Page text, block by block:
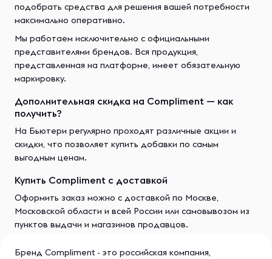
подобрать средства для решения вашей потребности
максимально оперативно.
Мы работаем исключительно с официальными
представителями брендов. Вся продукция,
представленная на платформе, имеет обязательную
маркировку.
Дополнительная скидка на Compliment — как
получить?
На Бьютери регулярно проходят различные акции и
скидки, что позволяет купить добавки по самым
выгодным ценам.
Купить Compliment с доставкой
Оформить заказ можно с доставкой по Москве,
Московской области и всей России или самовывозом из
пунктов выдачи и магазинов продавцов.
Бренд Compliment - это российская компания,